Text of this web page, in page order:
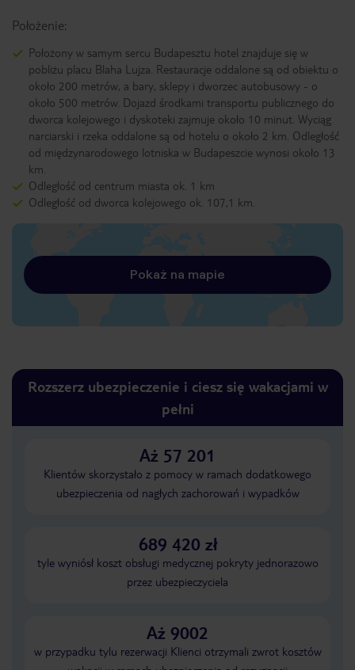
Położenie:
Położony w samym sercu Budapesztu hotel znajduje się w
pobliżu placu Blaha Lujza. Restauracje oddalone są od obiektu o
około 200 metrów, a bary, sklepy i dworzec autobusowy - o
około 500 metrów. Dojazd środkami transportu publicznego do
dworca kolejowego i dyskoteki zajmuje około 10 minut. Wyciąg
narciarski i rzeka oddalone są od hotelu o około 2 km. Odległość
od międzynarodowego lotniska w Budapeszcie wynosi około 13
km.
Odległość od centrum miasta ok. 1 km
Odległość od dworca kolejowego ok. 107,1 km.
Pokaż na mapie
Rozszerz ubezpieczenie i ciesz się wakacjami w
pełni
Aż 57 201
Klientów skorzystało z pomocy w ramach dodatkowego
ubezpieczenia od nagłych zachorowań i wypadków
689 420 zł
tyle wyniósł koszt obsługi medycznej pokryty jednorazowo
przez ubezpieczyciela
Aż 9002
w przypadku tylu rezerwacji Klienci otrzymali zwrot kosztów